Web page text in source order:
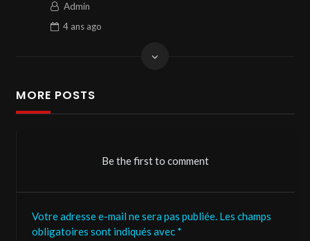
Admin
4 ans ago
MORE POSTS
Votre adresse e-mail ne sera pas publiée. Les champs
obligatoires sont indiqués avec *
Be the first to comment